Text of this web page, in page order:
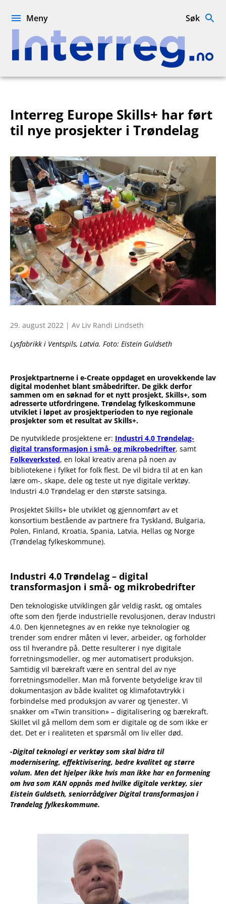
Interreg.no
Meny Søk
Interreg Europe Skills+ har ført
til nye prosjekter i Trøndelag
29. august 2022 | Av Liv Randi Lindseth
Lysfabrikk i Ventspils, Latvia. Foto: Eistein Guldseth
Prosjektpartnerne i e-Create oppdaget en urovekkende lav
digital modenhet blant småbedrifter. De gikk derfor
sammen om en søknad for et nytt prosjekt, Skills+, som
adresserte utfordringene. Trøndelag fylkeskommune
utviklet i løpet av prosjektperioden to nye regionale
prosjekter som et resultat av Skills+.
De nyutviklede prosjektene er: Industri 4.0 Trøndelag-
digital transformasjon i små- og mikrobedrifter, samt
Folkeverksted, en lokal kreativ arena på noen av
bibliotekene i fylket for folk flest. De vil bidra til at en kan
lære om-, skape, dele og teste ut nye digitale verktøy.
Industri 4.0 Trøndelag er den største satsinga.
Prosjektet Skills+ ble utviklet og gjennomført av et
konsortium bestående av partnere fra Tyskland, Bulgaria,
Polen, Finland, Kroatia, Spania, Latvia, Hellas og Norge
(Trøndelag fylkeskommune).
Industri 4.0 Trøndelag – digital
transformasjon i små- og mikrobedrifter
Den teknologiske utviklingen går veldig raskt, og omtales
ofte som den fjerde industrielle revolusjonen, derav Industri
4.0. Den kjennetegnes av en rekke nye teknologier og
trender som endrer måten vi lever, arbeider, og forholder
oss til hverandre på. Dette resulterer i nye digitale
forretningsmodeller, og mer automatisert produksjon.
Samtidig vil bærekraft være en sentral del av nye
forretningsmodeller. Man må forvente betydelige krav til
dokumentasjon av både kvalitet og klimafotavtrykk i
forbindelse med produksjon av varer og tjenester. Vi
snakker om «Twin transition» – digitalisering og bærekraft.
Skillet vil gå mellom dem som er digitale og de som ikke er
det. Det er i realiteten et spørsmål om liv eller død.
-Digital teknologi er verktøy som skal bidra til
modernisering, effektivisering, bedre kvalitet og større
volum. Men det hjelper ikke hvis man ikke har en formening
om hva som KAN oppnås med hvilke digitale verktøy, sier
Eistein Guldseth, seniorrådgiver Digital transformasjon i
Trøndelag fylkeskommune.